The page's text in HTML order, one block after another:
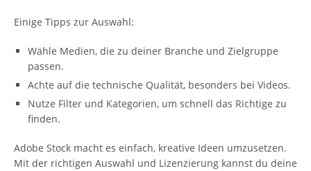
Einige Tipps zur Auswahl:
Wähle Medien, die zu deiner Branche und Zielgruppe
passen.
Achte auf die technische Qualität, besonders bei Videos.
Nutze Filter und Kategorien, um schnell das Richtige zu
finden.
Adobe Stock macht es einfach, kreative Ideen umzusetzen.
Mit der richtigen Auswahl und Lizenzierung kannst du deine